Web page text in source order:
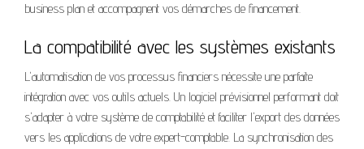
business plan et accompagnent vos démarches de financement.
La compatibilité avec les systèmes existants
L'automatisation de vos processus financiers nécessite une parfaite
intégration avec vos outils actuels. Un logiciel prévisionnel performant doit
s'adapter à votre système de comptabilité et faciliter l'export des données
vers les applications de votre expert-comptable. La synchronisation des